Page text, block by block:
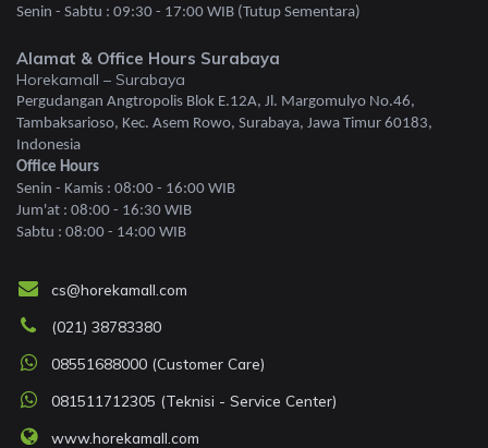
Senin - Sabtu : 09:30 - 17:00 WIB (Tutup Sementara)
Alamat & Office Hours Surabaya
Horekamall – Surabaya
Pergudangan Angtropolis Blok E.12A, Jl. Margomulyo No.46,
Tambaksarioso, Kec. Asem Rowo, Surabaya, Jawa Timur 60183,
Indonesia
Office Hours
Senin - Kamis : 08:00 - 16:00 WIB
Jum'at : 08:00 - 16:30 WIB
Sabtu : 08:00 - 14:00 WIB
cs@horekamall.com
(021) 38783380
08551688000 (Customer Care)
081511712305 (Teknisi - Service Center)
www.horekamall.com